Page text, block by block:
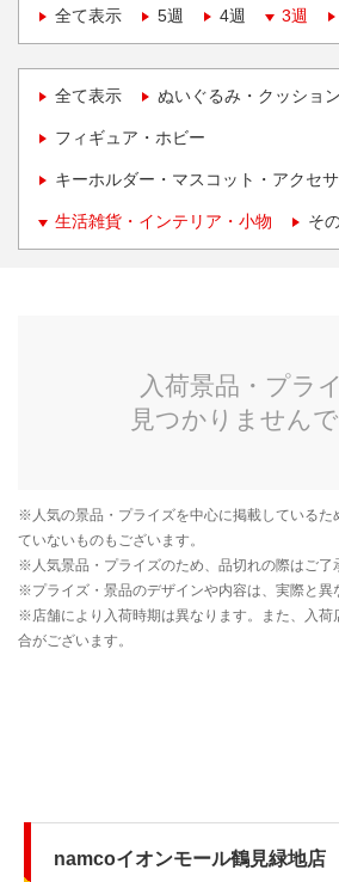
全て表示
5週 4週 3週
全て表示 ぬいぐるみ・クッション
フィギュア・ホビー
キーホルダー・マスコット・アクセ
生活雑貨・インテリア・小物 そ
namcoイオンモール鶴見緑地店